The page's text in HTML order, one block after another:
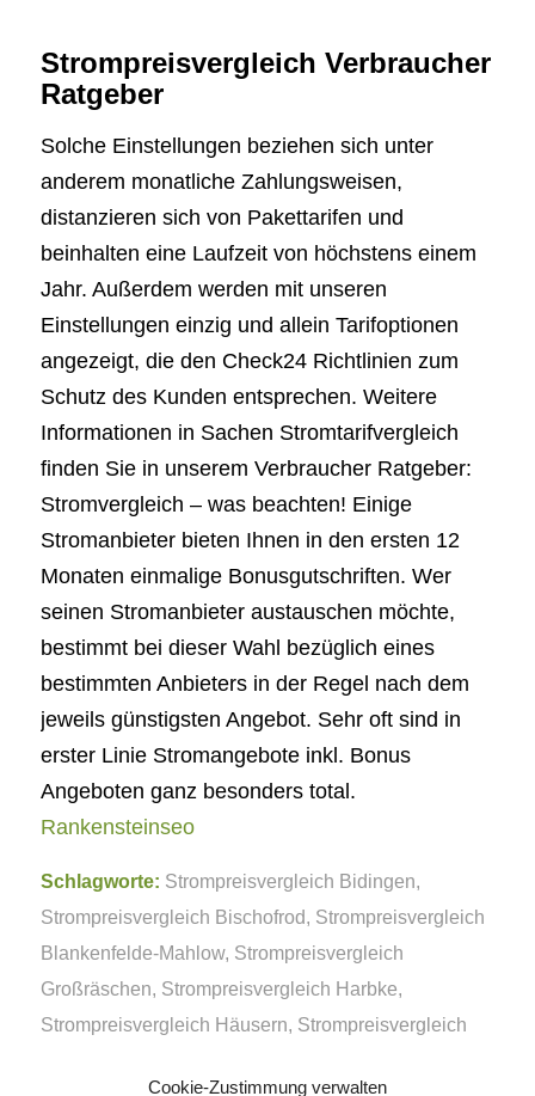
Cookie-Zustimmung verwalten
Strompreisvergleich Verbraucher
Ratgeber
Solche Einstellungen beziehen sich unter
anderem monatliche Zahlungsweisen,
distanzieren sich von Pakettarifen und
beinhalten eine Laufzeit von höchstens einem
Jahr. Außerdem werden mit unseren
Einstellungen einzig und allein Tarifoptionen
angezeigt, die den Check24 Richtlinien zum
Schutz des Kunden entsprechen. Weitere
Informationen in Sachen Stromtarifvergleich
finden Sie in unserem Verbraucher Ratgeber:
Stromvergleich – was beachten! Einige
Stromanbieter bieten Ihnen in den ersten 12
Monaten einmalige Bonusgutschriften. Wer
seinen Stromanbieter austauschen möchte,
bestimmt bei dieser Wahl bezüglich eines
bestimmten Anbieters in der Regel nach dem
jeweils günstigsten Angebot. Sehr oft sind in
erster Linie Stromangebote inkl. Bonus
Angeboten ganz besonders total.
Rankensteinseo
Schlagworte: Strompreisvergleich Bidingen,
Strompreisvergleich Bischofrod, Strompreisvergleich
Blankenfelde-Mahlow, Strompreisvergleich
Großräschen, Strompreisvergleich Harbke,
Strompreisvergleich Häusern, Strompreisvergleich